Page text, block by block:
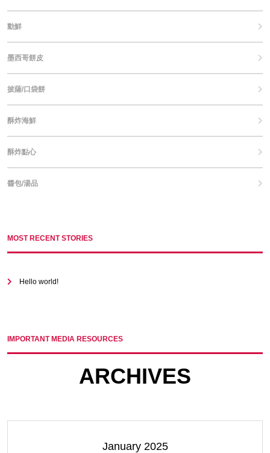
動鮮
墨西哥餅皮
披薩/口袋餅
酥炸海鮮
酥炸點心
醬包/湯品
MOST RECENT STORIES
Hello world!
IMPORTANT MEDIA RESOURCES
ARCHIVES
January 2025